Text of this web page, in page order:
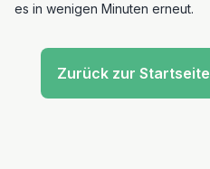
es in wenigen Minuten erneut.
Zurück zur Startseite